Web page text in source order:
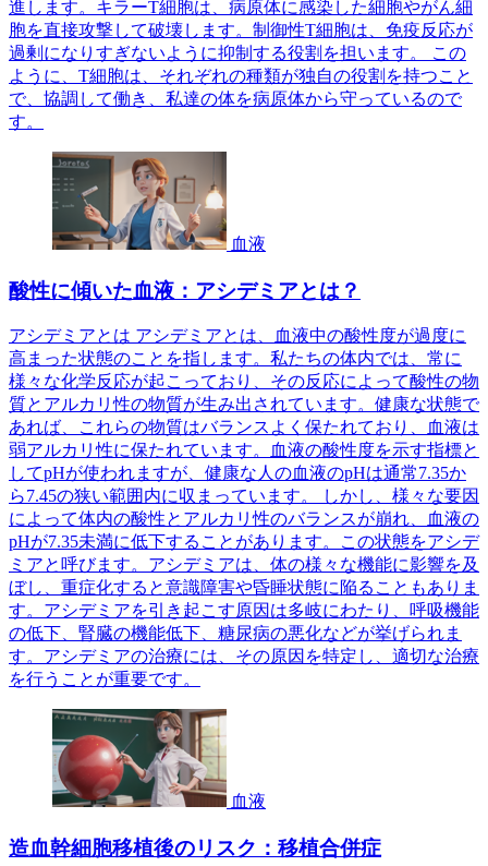
進します。キラーT細胞は、病原体に感染した細胞やがん細
胞を直接攻撃して破壊します。制御性T細胞は、免疫反応が
過剰になりすぎないように抑制する役割を担います。 この
ように、T細胞は、それぞれの種類が独自の役割を持つこと
で、協調して働き、私達の体を病原体から守っているので
す。
血液
酸性に傾いた血液：アシデミアとは？
アシデミアとは アシデミアとは、血液中の酸性度が過度に
高まった状態のことを指します。私たちの体内では、常に
様々な化学反応が起こっており、その反応によって酸性の物
質とアルカリ性の物質が生み出されています。健康な状態で
あれば、これらの物質はバランスよく保たれており、血液は
弱アルカリ性に保たれています。血液の酸性度を示す指標と
してpHが使われますが、健康な人の血液のpHは通常7.35か
ら7.45の狭い範囲内に収まっています。 しかし、様々な要因
によって体内の酸性とアルカリ性のバランスが崩れ、血液の
pHが7.35未満に低下することがあります。この状態をアシデ
ミアと呼びます。アシデミアは、体の様々な機能に影響を及
ぼし、重症化すると意識障害や昏睡状態に陥ることもありま
す。アシデミアを引き起こす原因は多岐にわたり、呼吸機能
の低下、腎臓の機能低下、糖尿病の悪化などが挙げられま
す。アシデミアの治療には、その原因を特定し、適切な治療
を行うことが重要です。
血液
造血幹細胞移植後のリスク：移植合併症